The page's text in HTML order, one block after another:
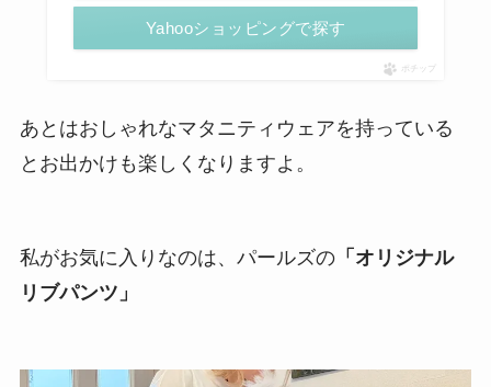
産前 産後兼用 授乳ブラ キャミソール
楽天市場で探す